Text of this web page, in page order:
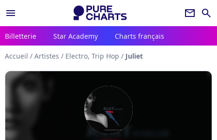
menu newsletter search
Billetterie Star Academy Charts français
Accueil / Artistes / Electro, Trip Hop / Juliet